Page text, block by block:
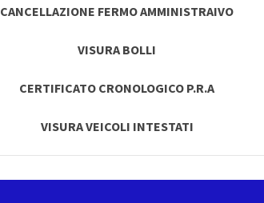
CANCELLAZIONE FERMO AMMINISTRAIVO
VISURA BOLLI
CERTIFICATO CRONOLOGICO P.R.A
VISURA VEICOLI INTESTATI